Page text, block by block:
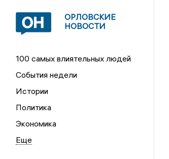
ОРЛОВСКИЕ
НОВОСТИ
100 самых влиятельных людей
События недели
Истории
Политика
Экономика